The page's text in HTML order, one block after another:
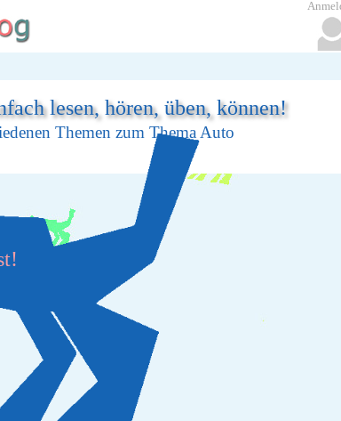
lesen, hören, üben, können!
Themen zum Thema Auto